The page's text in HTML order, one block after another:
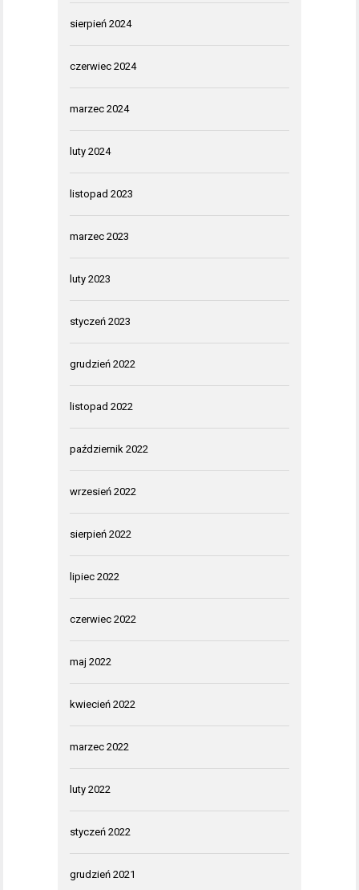
sierpień 2024
czerwiec 2024
marzec 2024
luty 2024
listopad 2023
marzec 2023
luty 2023
styczeń 2023
grudzień 2022
listopad 2022
październik 2022
wrzesień 2022
sierpień 2022
lipiec 2022
czerwiec 2022
maj 2022
kwiecień 2022
marzec 2022
luty 2022
styczeń 2022
grudzień 2021